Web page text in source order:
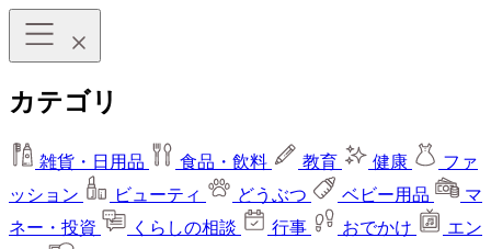
カテゴリ
雑貨・日用品 食品・飲料 教育 健康
ファ
ッション
ビューティ どうぶつ ベビー用品
マ
ネー・投資
くらしの相談 行事 おでかけ
エン